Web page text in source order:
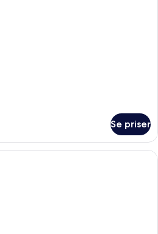
Se priser
Et hotelværelse med en stor seng,